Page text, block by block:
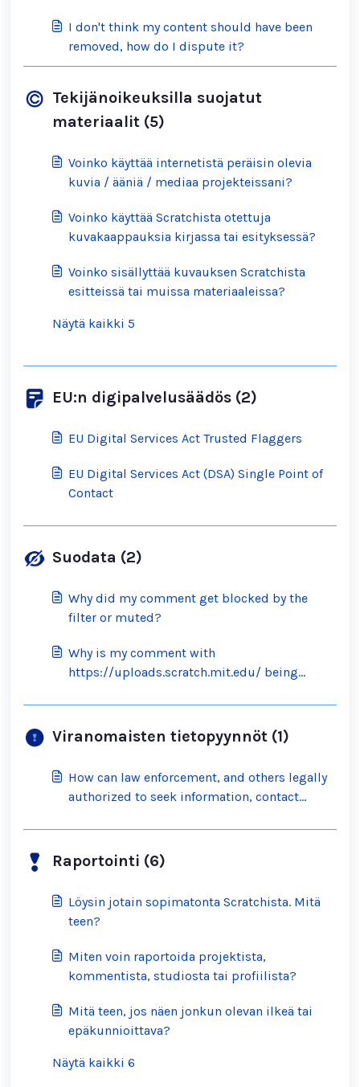
I don't think my content should have been
removed, how do I dispute it?
Tekijänoikeuksilla suojatut
materiaalit (5)
Voinko käyttää internetistä peräisin olevia
kuvia / ääniä / mediaa projekteissani?
Voinko käyttää Scratchista otettuja
kuvakaappauksia kirjassa tai esityksessä?
Voinko sisällyttää kuvauksen Scratchista
esitteissä tai muissa materiaaleissa?
Näytä kaikki 5
EU:n digipalvelusäädös (2)
EU Digital Services Act Trusted Flaggers
EU Digital Services Act (DSA) Single Point of
Contact
Suodata (2)
Why did my comment get blocked by the
filter or muted?
Why is my comment with
https://uploads.scratch.mit.edu/ being
Viranomaisten tietopyynnöt (1)
How can law enforcement, and others legally
authorized to seek information, contact
Raportointi (6)
Löysin jotain sopimatonta Scratchista. Mitä
teen?
Miten voin raportoida projektista,
kommentista, studiosta tai profiilista?
Mitä teen, jos näen jonkun olevan ilkeä tai
epäkunnioittava?
Näytä kaikki 6